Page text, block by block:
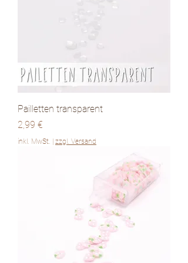
Pailletten transparent
Preis
2,99 €
inkl. MwSt. | zzgl. Versand